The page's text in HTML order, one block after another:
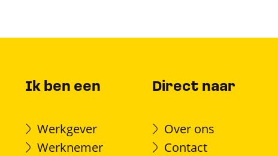
Ik ben een
Werkgever
Werknemer
Direct naar
Over ons
Contact